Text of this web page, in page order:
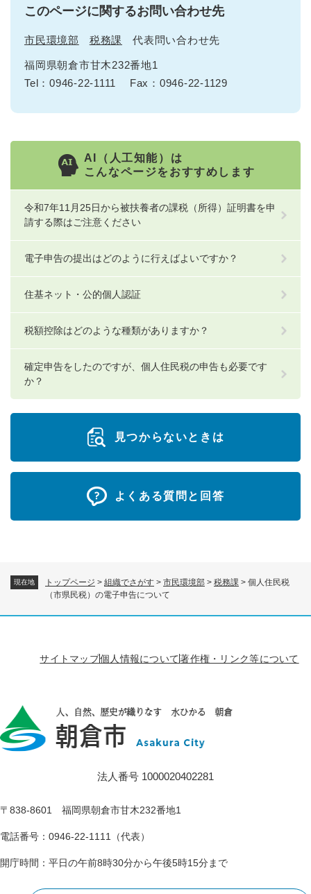
現在地 トップページ > 組織でさがす > 市民環境部 > 税務課 > 個人住民税
（市県民税）の電子申告について
このページに関するお問い合わせ先
市民環境部 税務課 代表問い合わせ先
福岡県朝倉市甘木232番地1
Tel：0946-22-1111
Fax：0946-22-1129
AI（人工知能）は
こんなページをおすすめします
令和7年11月25日から被扶養者の課税（所得）証明書を申
請する際はご注意ください
電子申告の提出はどのように行えばよいですか？
住基ネット・公的個人認証
税額控除はどのような種類がありますか？
確定申告をしたのですが、個人住民税の申告も必要です
か？
見つからないときは
よくある質問と回答
サイトマップ個人情報について著作権・リンク等について
法人番号 1000020402281
〒838-8601 福岡県朝倉市甘木232番地1
電話番号：0946-22-1111（代表）
開庁時間：平日の午前8時30分から午後5時15分まで